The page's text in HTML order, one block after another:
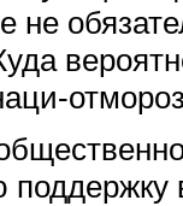
не